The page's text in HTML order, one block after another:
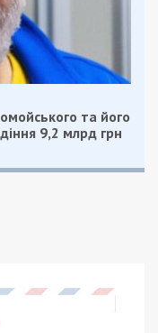
та його
9,2 млрд грн